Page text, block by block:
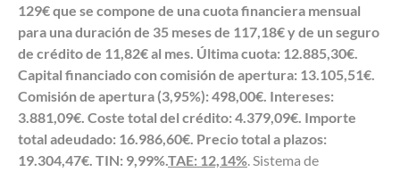
129€ que se compone de una cuota financiera mensual
para una duración de 35 meses de 117,18€ y de un seguro
de crédito de 11,82€ al mes. Última cuota: 12.885,30€.
Capital financiado con comisión de apertura: 13.105,51€.
Comisión de apertura (3,95%): 498,00€. Intereses:
3.881,09€. Coste total del crédito: 4.379,09€. Importe
total adeudado: 16.986,60€. Precio total a plazos:
19.304,47€. TIN: 9,99%.TAE: 12,14%. Sistema de